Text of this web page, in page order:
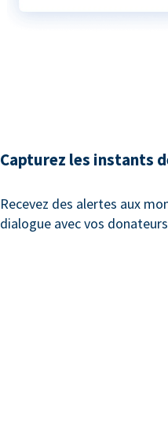
Capturez les instants
Recevez des alertes aux
dialogue avec vos